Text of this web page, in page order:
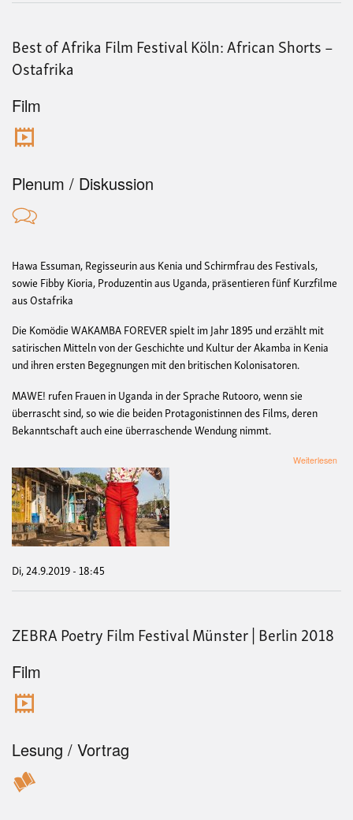
Best of Afrika Film Festival Köln: African Shorts –
Ostafrika
Film
Plenum / Diskussion
Hawa Essuman, Regisseurin aus Kenia und Schirmfrau des Festivals,
sowie Fibby Kioria, Produzentin aus Uganda, präsentieren fünf Kurzfilme
aus Ostafrika
Die Komödie WAKAMBA FOREVER spielt im Jahr 1895 und erzählt mit
satirischen Mitteln von der Geschichte und Kultur der Akamba in Kenia
und ihren ersten Begegnungen mit den britischen Kolonisatoren.
MAWE! rufen Frauen in Uganda in der Sprache Rutooro, wenn sie
überrascht sind, so wie die beiden Protagonistinnen des Films, deren
Bekanntschaft auch eine überraschende Wendung nimmt.
Weiterlesen
Di, 24.9.2019 - 18:45
ZEBRA Poetry Film Festival Münster | Berlin 2018
Film
Lesung / Vortrag